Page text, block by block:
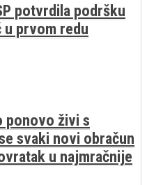
potvrdila podršku
prvom redu
ponovo živi s
svaki novi obračun
u najmračnije